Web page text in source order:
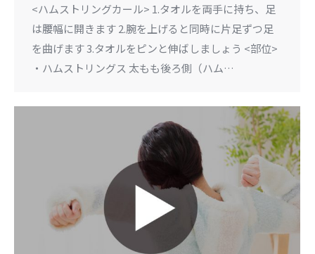
<ハムストリングカール> 1.タオルを両手に持ち、足
は腰幅に開きます 2.腕を上げると同時に片足ずつ足
を曲げます 3.タオルをピンと伸ばしましょう <部位>
・ハムストリングス 太もも後ろ側（ハム…